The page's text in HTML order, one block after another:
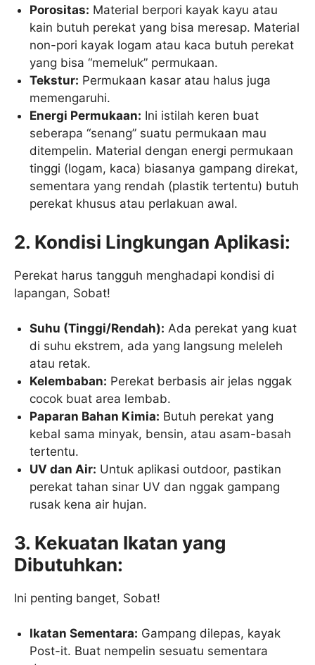
Porositas: Material berpori kayak kayu atau
kain butuh perekat yang bisa meresap. Material
non-pori kayak logam atau kaca butuh perekat
yang bisa “memeluk” permukaan.
Tekstur: Permukaan kasar atau halus juga
memengaruhi.
Energi Permukaan: Ini istilah keren buat
seberapa “senang” suatu permukaan mau
ditempelin. Material dengan energi permukaan
tinggi (logam, kaca) biasanya gampang direkat,
sementara yang rendah (plastik tertentu) butuh
perekat khusus atau perlakuan awal.
2. Kondisi Lingkungan Aplikasi:
Perekat harus tangguh menghadapi kondisi di
lapangan, Sobat!
Suhu (Tinggi/Rendah): Ada perekat yang kuat
di suhu ekstrem, ada yang langsung meleleh
atau retak.
Kelembaban: Perekat berbasis air jelas nggak
cocok buat area lembab.
Paparan Bahan Kimia: Butuh perekat yang
kebal sama minyak, bensin, atau asam-basah
tertentu.
UV dan Air: Untuk aplikasi outdoor, pastikan
perekat tahan sinar UV dan nggak gampang
rusak kena air hujan.
3. Kekuatan Ikatan yang
Dibutuhkan:
Ini penting banget, Sobat!
Ikatan Sementara: Gampang dilepas, kayak
Post-it. Buat nempelin sesuatu sementara